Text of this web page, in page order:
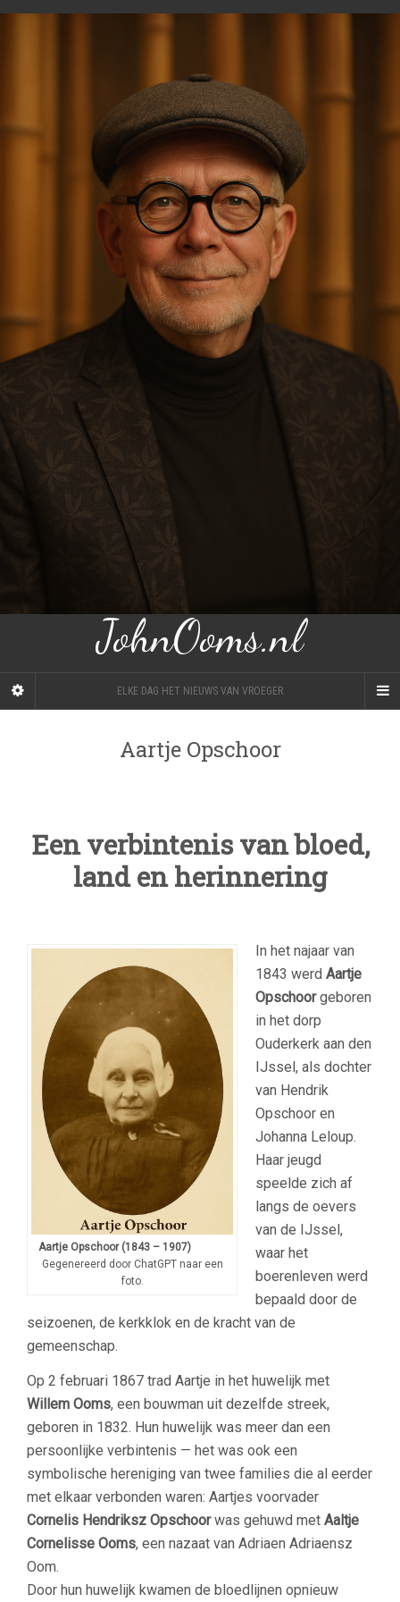
JohnOoms.nl
ELKE DAG HET NIEUWS VAN VROEGER
Aartje Opschoor
Een verbintenis van bloed,
land en herinnering
Aartje Opschoor (1843 – 1907)
Gegenereerd door ChatGPT naar een
foto.
In het najaar van
1843 werd Aartje
Opschoorgeboren
in het dorp
Ouderkerk aan den
IJssel, als dochter
van Hendrik
Opschoor en
Johanna Leloup.
Haar jeugd
speelde zich af
langs de oevers
van de IJssel,
waar het
boerenleven werd
bepaald door de
seizoenen, de kerkklok en de kracht van de
gemeenschap.
Op 2 februari 1867 trad Aartje in het huwelijk met
Willem Ooms, een bouwman uit dezelfde streek,
geboren in 1832. Hun huwelijk was meer dan een
persoonlijke verbintenis — het was ook een
symbolische hereniging van twee families die al eerder
met elkaar verbonden waren: Aartjes voorvader
Cornelis Hendriksz Opschoorwas gehuwd met Aaltje
Cornelisse Ooms, een nazaat van Adriaen Adriaensz
Oom.
Door hun huwelijk kwamen de bloedlijnen opnieuw